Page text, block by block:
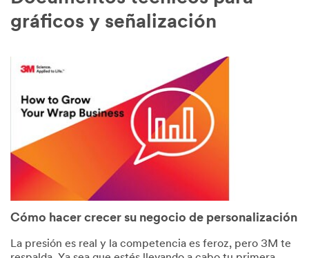
gráficos y señalización
Cómo hacer crecer su negocio de personalización
La presión es real y la competencia es feroz, pero 3M te